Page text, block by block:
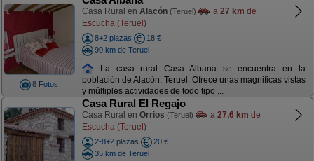
8 Fotos
Casa Rural en Alacón (Teruel) a 27 km de
Escucha (Teruel)
8+2 plazas
18 €
90 km de Teruel
La casa rural Casa Albana se encuentra en la
población de Alacón, Teruel. Ofrece unas magnificas vistas
y múltiples actividades de todo tipo ...
Casa Rural El Regajo
Casa Rural en Orrios (Teruel) a 27,6 km de
Escucha (Teruel)
2-8+2 plazas
20 €
35 km de Teruel